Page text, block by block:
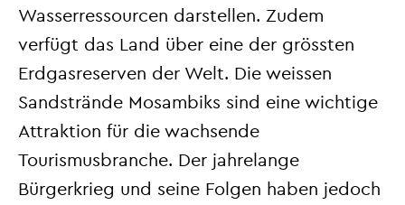
Wasserressourcen darstellen. Zudem
verfügt das Land über eine der grössten
Erdgasreserven der Welt. Die weissen
Sandstrände Mosambiks sind eine wichtige
Attraktion für die wachsende
Tourismusbranche. Der jahrelange
Bürgerkrieg und seine Folgen haben jedoch